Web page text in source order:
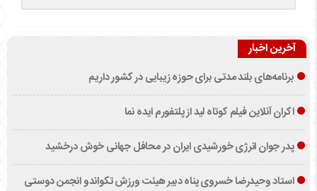
آخرین اخبار
برنامه‌های بلند مدتی برای حوزه زیبایی در کشور داریم
اکران آنلاین فیلم کوتاه لید از پلتفورم ایده نما
پدر جوان انرژی خورشیدی ایران در محافل جهانی خوش درخشید
استاد وحیدرضا خسروی پناه دبیر هیئت ورزش تکواندو انجمن دوستی